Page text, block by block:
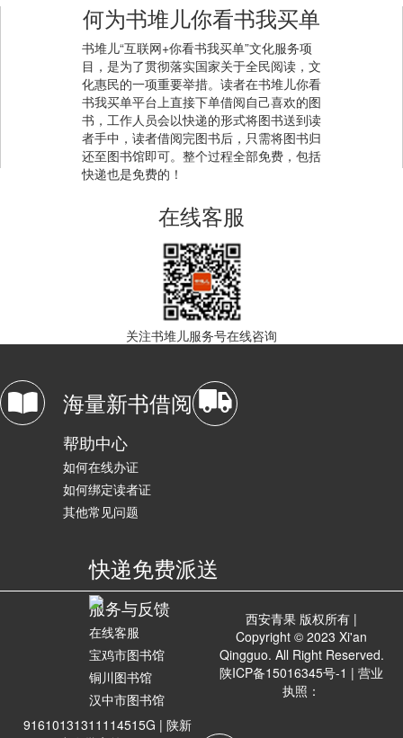
何为书堆儿你看书我买单
书堆儿“互联网+你看书我买单”文化服务项
目，是为了贯彻落实国家关于全民阅读，文
化惠民的一项重要举措。读者在书堆儿你看
书我买单平台上直接下单借阅自己喜欢的图
书，工作人员会以快递的形式将图书送到读
者手中，读者借阅完图书后，只需将图书归
还至图书馆即可。整个过程全部免费，包括
快递也是免费的！
在线客服
关注书堆儿服务号在线咨询
海量新书借阅
帮助中心
如何在线办证
如何绑定读者证
其他常见问题
快递免费派送
服务与反馈
在线客服
宝鸡市图书馆
铜川图书馆
汉中市图书馆
西安青果 版权所有 |
Copyright © 2023 Xi'an
Qingguo. All Right Reserved.
陕ICP备15016345号-1 | 营业
执照：
91610131311114515G | 陕新